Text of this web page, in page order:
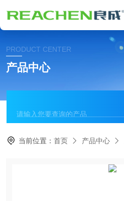
PRODUCT CENTER
产品中心
当前位置：首页 产品中心